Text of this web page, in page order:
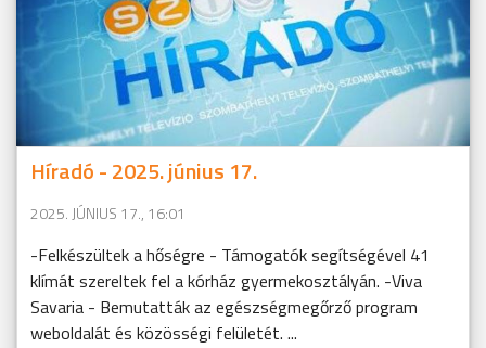
Híradó - 2025. június 17.
2025. JÚNIUS 17., 16:01
-Felkészültek a hőségre - Támogatók segítségével 41
klímát szereltek fel a kórház gyermekosztályán. -Viva
Savaria - Bemutatták az egészségmegőrző program
weboldalát és közösségi felületét. ...